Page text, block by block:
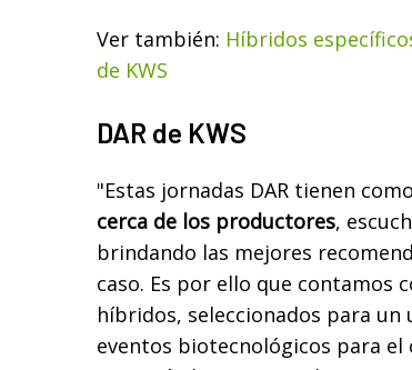
Ver también: Híbridos
de KWS
DAR de KWS
"Estas jornadas DAR tienen
cerca de los productores,
brindando las mejores
caso. Es por ello que contamos
híbridos, seleccionados para un
eventos biotecnológicos para el